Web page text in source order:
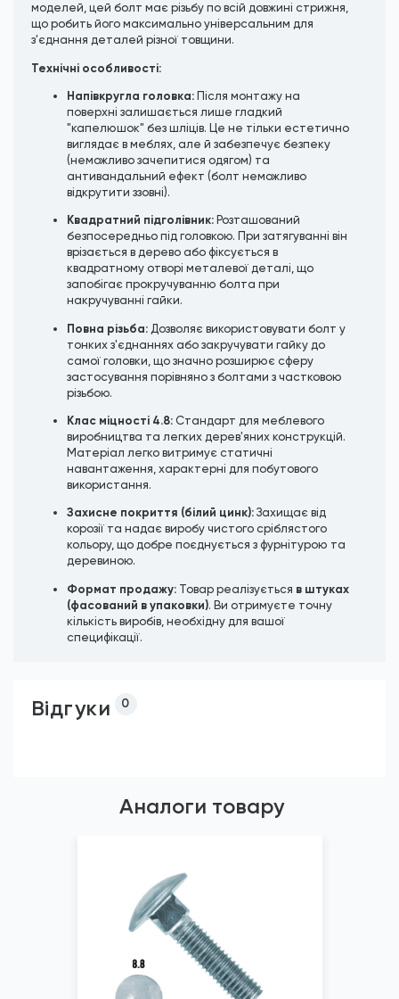
моделей, цей болт має різьбу по всій довжині стрижня,
що робить його максимально універсальним для
з'єднання деталей різної товщини.
Технічні особливості:
Напівкругла головка: Після монтажу на
поверхні залишається лише гладкий
"капелюшок" без шліців. Це не тільки естетично
виглядає в меблях, але й забезпечує безпеку
(неможливо зачепитися одягом) та
антивандальний ефект (болт неможливо
відкрутити ззовні).
Квадратний підголівник: Розташований
безпосередньо під головкою. При затягуванні він
врізається в дерево або фіксується в
квадратному отворі металевої деталі, що
запобігає прокручуванню болта при
накручуванні гайки.
Повна різьба: Дозволяє використовувати болт у
тонких з'єднаннях або закручувати гайку до
самої головки, що значно розширює сферу
застосування порівняно з болтами з частковою
різьбою.
Клас міцності 4.8: Стандарт для меблевого
виробництва та легких дерев'яних конструкцій.
Матеріал легко витримує статичні
навантаження, характерні для побутового
використання.
Захисне покриття (білий цинк): Захищає від
корозії та надає виробу чистого сріблястого
кольору, що добре поєднується з фурнітурою та
деревиною.
Формат продажу: Товар реалізується в штуках
(фасований в упаковки). Ви отримуєте точну
кількість виробів, необхідну для вашої
специфікації.
Відгуки 0
Аналоги товару